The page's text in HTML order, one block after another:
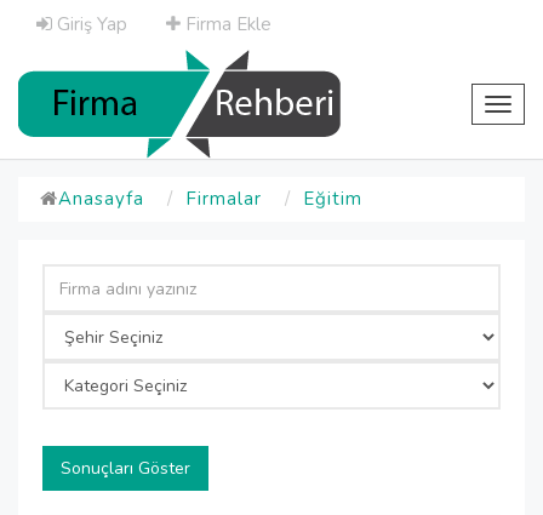
Giriş Yap Firma Ekle
Anasayfa Firmalar Eğitim
Sonuçları Göster